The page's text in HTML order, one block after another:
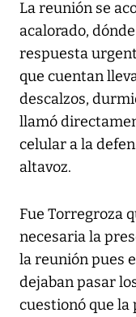
La reunión se
acalorado,
respuesta
que cuentan
descalzos,
llamó
celular a la
altavoz.
Fue Torregroza
necesaria la
la reunión pues
dejaban pasar
cuestionó que la